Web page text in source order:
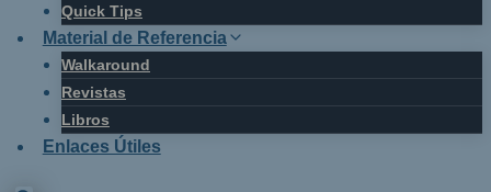
Quick Tips
Material de Referencia
Walkaround
Revistas
Libros
Enlaces Útiles